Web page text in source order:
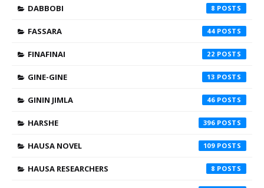
DABBOBI 8
FASSARA 44
FINAFINAI 22
GINE-GINE 13
GININ JIMLA 46
HARSHE 396
HAUSA NOVEL 109
HAUSA RESEARCHERS 8